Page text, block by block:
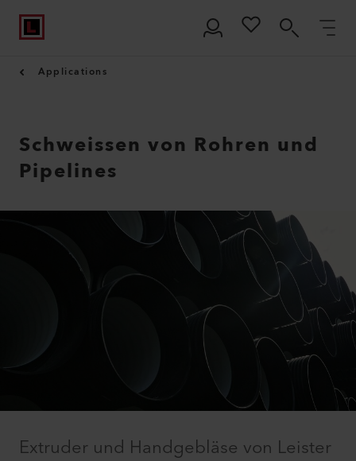
Applications
Schweissen von Rohren und
Pipelines
Extruder und Handgebläse von Leister